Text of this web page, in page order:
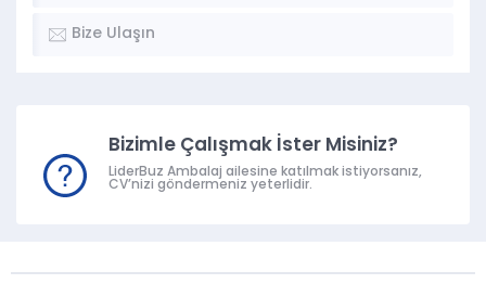
Bize Ulaşın
Bizimle Çalışmak İster Misiniz?
LiderBuz Ambalaj ailesine katılmak istiyorsanız,
CV’nizi göndermeniz yeterlidir.